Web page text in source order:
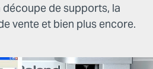
de supports, la
vente et bien plus encore.